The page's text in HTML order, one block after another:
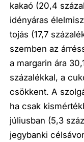
kakaó (20,4
idényáras
tojás (17,7
szemben az
a margarin ára
százalékkal, a
csökkent. A
ha csak
júliusban (5,3
jegybanki